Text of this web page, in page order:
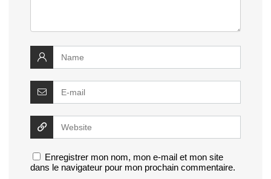
Enregistrer mon nom, mon e-mail et mon site
dans le navigateur pour mon prochain commentaire.